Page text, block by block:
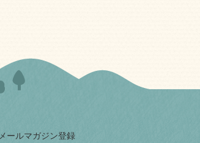
メールマガジン登録